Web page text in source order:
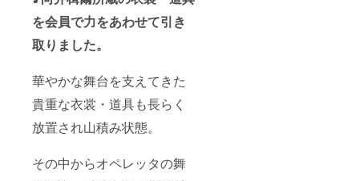
を会員で力をあわせて引き
取りました。
華やかな舞台を支えてきた
貴重な衣裳・道具も長らく
放置され山積み状態。
その中からオペレッタの舞